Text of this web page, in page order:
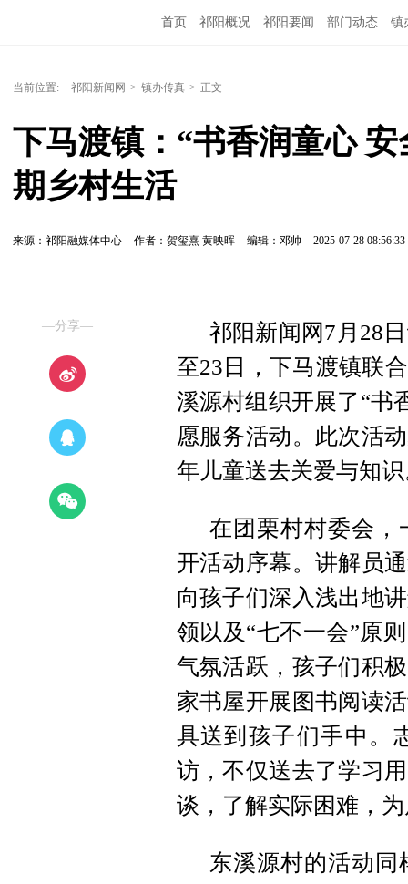
首页 祁阳概况 祁阳要闻 部门动态 镇
当前位置: 祁阳新闻网 > 镇办传真 > 正文
下马渡镇：“书香润童心
期乡村生活
来源：祁阳融媒体中心 作者：贺玺熹 黄映晖 编辑：邓帅 2025-07-28 08:56:33
—分享—
祁阳新闻网7月28
至23日，下马渡镇联
溪源村组织开展了“书
愿服务活动。此次活
年儿童送去关爱与知
在团栗村村委会，
开活动序幕。讲解员
向孩子们深入浅出地
领以及“七不一会”原
气氛活跃，孩子们积
家书屋开展图书阅读
具送到孩子们手中。
访，不仅送去了学习
谈，了解实际困难，
东溪源村的活动